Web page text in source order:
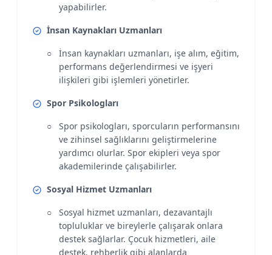
yapabilirler.
İnsan Kaynakları Uzmanları
İnsan kaynakları uzmanları, işe alım, eğitim,
performans değerlendirmesi ve işyeri
ilişkileri gibi işlemleri yönetirler.
Spor Psikologları
Spor psikologları, sporcuların performansını
ve zihinsel sağlıklarını geliştirmelerine
yardımcı olurlar. Spor ekipleri veya spor
akademilerinde çalışabilirler.
Sosyal Hizmet Uzmanları
Sosyal hizmet uzmanları, dezavantajlı
topluluklar ve bireylerle çalışarak onlara
destek sağlarlar. Çocuk hizmetleri, aile
destek, rehberlik gibi alanlarda